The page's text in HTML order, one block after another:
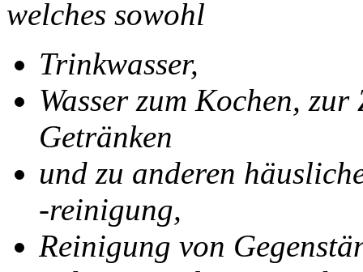
welches sowohl
Trinkwasser,
Wasser zum Kochen,
Getränken
und zu anderen
-reinigung,
Reinigung von